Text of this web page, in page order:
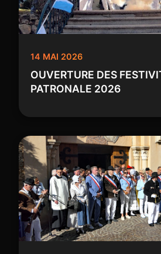
14 MAI 2026
OUVERTURE DES
PATRONALE 2026